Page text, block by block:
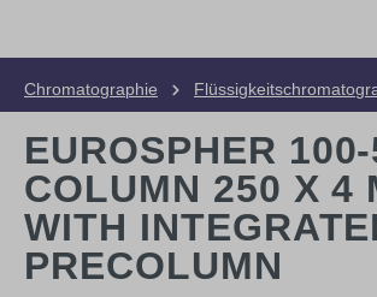
Chromatographie
EUROSPHER
COLUMN 250 X 4
WITH
PRECOLUMN